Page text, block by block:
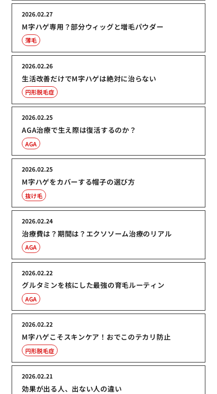
M字ハゲ専用？部分ウィッグと増毛パウダー
2026.02.27
薄毛
生活改善だけでM字ハゲは絶対に治らない
2026.02.26
円形脱毛症
AGA治療で生え際は復活するのか？
2026.02.25
AGA
M字ハゲをカバーする帽子の選び方
2026.02.25
抜け毛
治療費は？期間は？エクソソーム治療のリアル
2026.02.24
AGA
グルタミンを核にした最強の育毛ルーティン
2026.02.22
AGA
M字ハゲこそスキンケア！おでこのテカリ防止
2026.02.22
円形脱毛症
効果が出る人、出ない人の違い
2026.02.21